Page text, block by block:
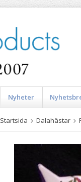
Nyheter
Startsida Dalahästar